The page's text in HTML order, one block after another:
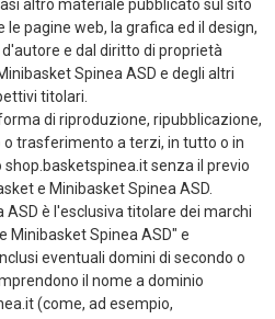
altro materiale pubblicato sul sito
pagine web, la grafica ed il design,
e dal diritto di proprietà
Spinea ASD e degli altri
titolari.
di riproduzione, ripubblicazione,
trasferimento a terzi, in tutto o in
senza il previo
e Minibasket Spinea ASD.
ASD è l'esclusiva titolare dei marchi
Minibasket Spinea ASD" e
eventuali domini di secondo o
il nome a dominio
(come, ad esempio,